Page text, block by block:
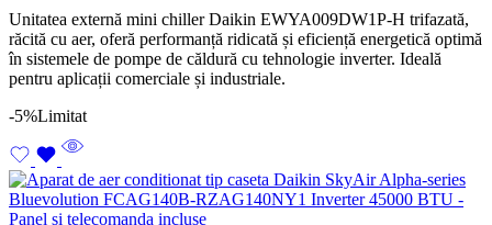
Unitatea externă mini chiller Daikin EWYA009DW1P-H trifazată,
răcită cu aer, oferă performanță ridicată și eficiență energetică optimă
în sistemele de pompe de căldură cu tehnologie inverter. Ideală
pentru aplicații comerciale și industriale.
-5%Limitat